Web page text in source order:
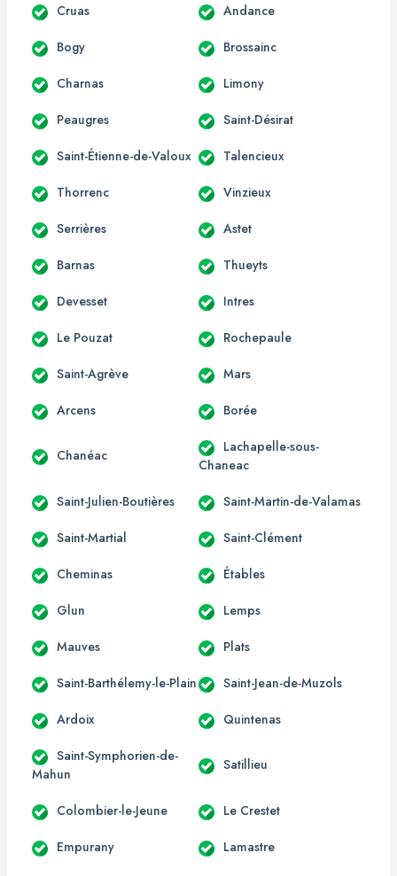
Cruas Andance
Bogy Brossainc
Charnas Limony
Peaugres Saint-Désirat
Saint-Étienne-de-Valoux Talencieux
Thorrenc Vinzieux
Serrières Astet
Barnas Thueyts
Devesset Intres
Le Pouzat Rochepaule
Saint-Agrève Mars
Arcens Borée
Chanéac
Lachapelle-sous-
Chaneac
Saint-Julien-Boutières Saint-Martin-de-Valamas
Saint-Martial Saint-Clément
Cheminas Étables
Glun Lemps
Mauves Plats
Saint-Barthélemy-le-Plain Saint-Jean-de-Muzols
Ardoix Quintenas
Saint-Symphorien-de-
Mahun
Satillieu
Colombier-le-Jeune Le Crestet
Empurany Lamastre